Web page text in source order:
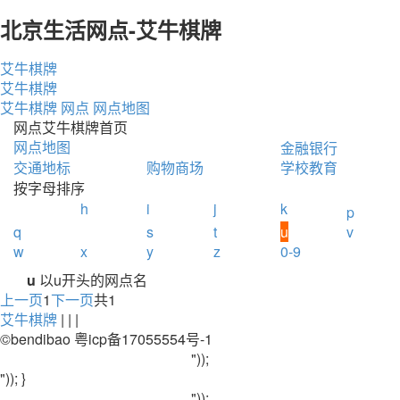
北京生活网点-艾牛棋牌
艾牛棋牌
艾牛棋牌
艾牛棋牌 网点 网点地图
网点艾牛棋牌首页
网点地图
金融银行
交通地标
购物商场
学校教育
按字母排序
h
i j k
p
q
s t u
v
w
x y z
0-9
u 以u开头的网点名
上一页1下一页共1
艾牛棋牌 | | |
©bendibao 粤icp备17055554号-1
"));
")); }